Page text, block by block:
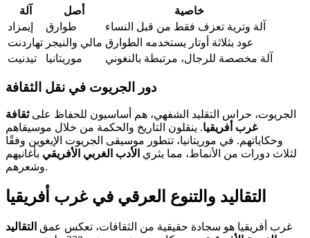
آلة أصل
خاصية
إيمزاد
طوارق
آلة وترية تعزف فقط من قبل النساء
تهاردنت مالي والنيجر عود بثلاثة أوتار يستخدمه الطوارق
تيدنيت
موريتانيا آلة مخصصة للرجال، مرتبطة بالنغوني
دور الجريوت في نقل الثقافة
الجريوت، حراس التقليد الشفهي، هم أساسيون للحفاظ علىثقافة
غرب أفريقيا. ينقلون التاريخ والحكمة من خلال موسيقاهم
وحكاياتهم. في موريتانيا، تتطور موسيقى الجريوت الإيغوين وفقًا
لثلاث دورات من الأنماط، مما يثري الأدب الغربي الأفريقي بأغانيهم
وشعرهم.
التقاليد والتنوع العرقي في غرب أفريقيا
غرب أفريقيا هو سجادة حقيقية من الثقافات، تعكس عمق التقاليد